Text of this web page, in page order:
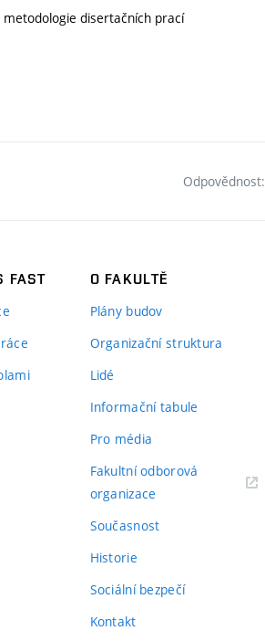
disertačních prací
Odpovědnost:
FAST
O FAKULTĚ
Plány budov
Organizační struktura
Lidé
Informační tabule
Pro média
Fakultní odborová
organizace
Současnost
Historie
Sociální bezpečí
Kontakt